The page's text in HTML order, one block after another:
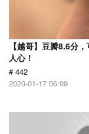
【越哥】豆瓣8.6分
人心！
# 442
2020-01-17 06:09